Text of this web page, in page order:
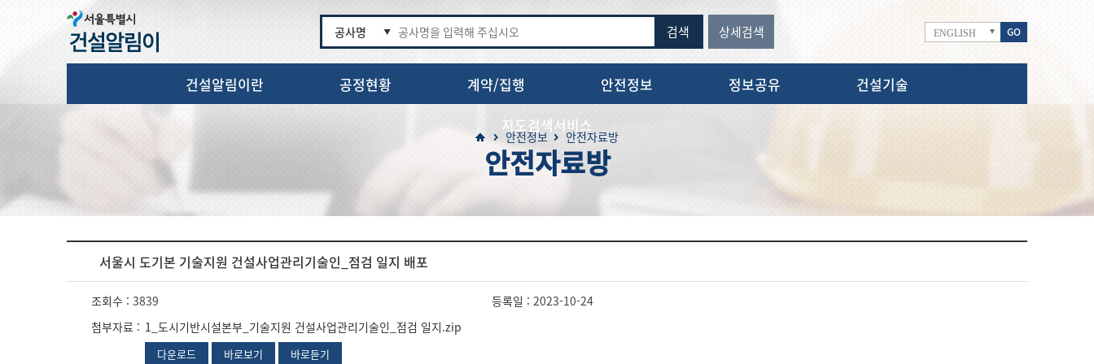
공사명 검색 상세검색 ENGLISH GO
건설알림이란 공정현황 계약/집행 안전정보 정보공유
건설기술
지도검색서비스
안전정보 안전자료방
안전자료방
서울시 도기본 기술지원 건설사업관리기술인_점검 일지 배포
조회수 : 3839 등록일 : 2023-10-24
첨부자료 : 1_도시기반시설본부_기술지원 건설사업관리기술인_점검 일지.zip
다운로드 바로보기 바로듣기